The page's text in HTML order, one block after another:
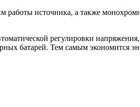
источника, а также
регулировки
батарей. Тем самым экономится